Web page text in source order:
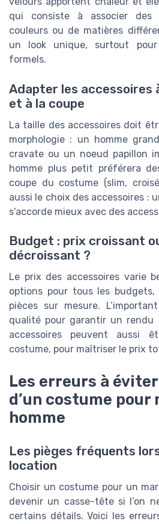
qui consiste à associer des
couleurs ou de matières
un look unique, surtout
formels.
Adapter les accessoires
et à la coupe
La taille des accessoires doit
morphologie : un homme
cravate ou un noeud papillon
homme plus petit préférera
coupe du costume (slim,
aussi le choix des accessoires :
s’accorde mieux avec des
Budget : prix croissant
décroissant ?
Le prix des accessoires varie
options pour tous les
pièces sur mesure.
qualité pour garantir un rendu
accessoires peuvent aussi
costume, pour maîtriser le prix
Les erreurs à
d’un costume pour
homme
Les pièges fréquents
location
Choisir un costume pour un
devenir un casse-tête si l’on
certains détails. Voici les